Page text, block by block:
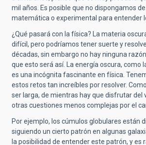
mil años. Es posible que no dispongamos
matemática o experimental para entender
¿Qué pasará con la física? La materia
difícil, pero podríamos tener suerte y
décadas, sin embargo no hay ninguna
que esto será así. La energía oscura, como
es una incógnita fascinante en física.
estos retos tan increíbles por resolver.
ser larga, de mientras hay que disfrutar del
otras cuestiones menos complejas por el
Por ejemplo, los cúmulos globulares están
siguiendo un cierto patrón en algunas
la posibilidad de entender este patrón, y es